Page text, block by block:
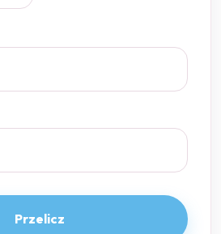
Przelicz